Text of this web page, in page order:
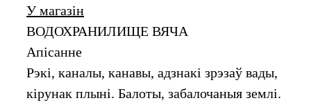
У магазін
ВОДОХРАНИЛИЩЕ ВЯЧА
Апiсанне
Рэкі, каналы, канавы, адзнакі зрэзаў вады,
кірунак плыні. Балоты, забалочаныя землі.